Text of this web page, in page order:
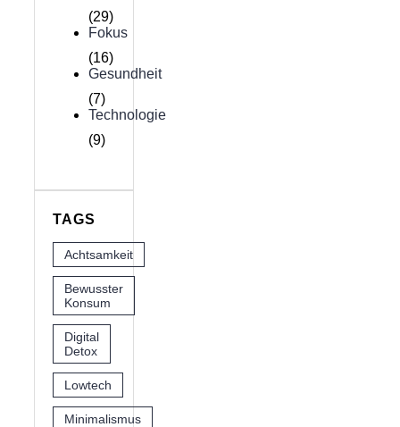
(29)
Fokus
(16)
Gesundheit
(7)
Technologie
(9)
TAGS
Achtsamkeit
Bewusster
Konsum
Digital
Detox
Lowtech
Minimalismus